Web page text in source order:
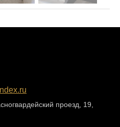
проезд, 19,